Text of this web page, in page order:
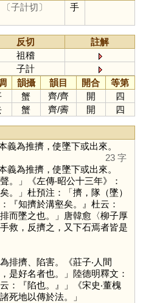
〔子計切〕
手
反切
註解
祖稽
子計
韻攝 韻目 開合
等第
蟹 齊/齊 開
四
蟹 齊/霽 開 四
義為推擠，使墜下或出來。
23 字
義為推擠，使墜下或出來。
。」《左傳‧昭公十三年》：
。」杜預注：「擠，隊（墜）
『知擠於溝壑矣。』杜云：
而墜之也。」唐韓愈〈柳子厚
救，反擠之，又下石焉者皆是
排擠、陷害。《莊子‧人間
是好名者也。」陸德明釋文：
：『陷也。』」《宋史‧董槐
死地以傳於法。」